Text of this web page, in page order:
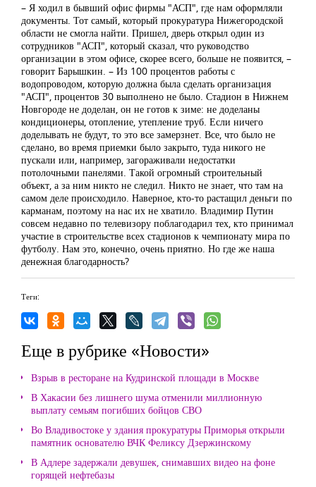
– Я ходил в бывший офис фирмы "АСП", где нам оформляли
документы. Тот самый, который прокуратура Нижегородской
области не смогла найти. Пришел, дверь открыл один из
сотрудников "АСП", который сказал, что руководство
организации в этом офисе, скорее всего, больше не появится, –
говорит Барышкин. – Из 100 процентов работы с
водопроводом, которую должна была сделать организация
"АСП", процентов 30 выполнено не было. Стадион в Нижнем
Новгороде не доделан, он не готов к зиме: не доделаны
кондиционеры, отопление, утепление труб. Если ничего
доделывать не будут, то это все замерзнет. Все, что было не
сделано, во время приемки было закрыто, туда никого не
пускали или, например, загораживали недостатки
потолочными панелями. Такой огромный строительный
объект, а за ним никто не следил. Никто не знает, что там на
самом деле происходило. Наверное, кто-то растащил деньги по
карманам, поэтому на нас их не хватило. Владимир Путин
совсем недавно по телевизору поблагодарил тех, кто принимал
участие в строительстве всех стадионов к чемпионату мира по
футболу. Нам это, конечно, очень приятно. Но где же наша
денежная благодарность?
Теги:
Еще в рубрике «Новости»
Взрыв в ресторане на Кудринской площади в Москве
В Хакасии без лишнего шума отменили миллионную
выплату семьям погибших бойцов СВО
Во Владивостоке у здания прокуратуры Приморья открыли
памятник основателю ВЧК Феликсу Дзержинскому
В Адлере задержали девушек, снимавших видео на фоне
горящей нефтебазы